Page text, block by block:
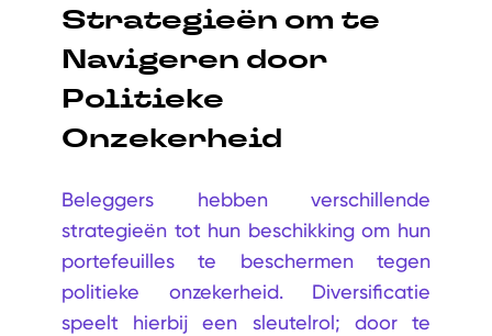
Strategieën om te
Navigeren door
Politieke
Onzekerheid
Beleggers hebben verschillende
strategieën tot hun beschikking om hun
portefeuilles te beschermen tegen
politieke onzekerheid. Diversificatie
speelt hierbij een sleutelrol; door te